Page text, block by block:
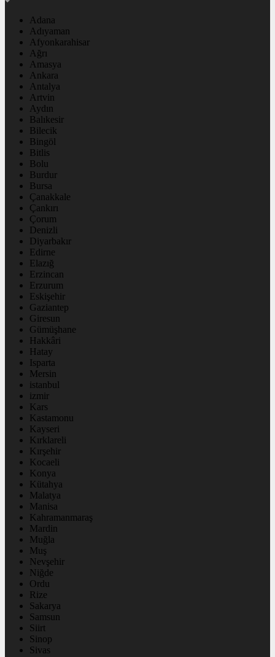
Adana
Adıyaman
Afyonkarahisar
Ağrı
Amasya
Ankara
Antalya
Artvin
Aydın
Balıkesir
Bilecik
Bingöl
Bitlis
Bolu
Burdur
Bursa
Çanakkale
Çankırı
Çorum
Denizli
Diyarbakır
Edirne
Elazığ
Erzincan
Erzurum
Eskişehir
Gaziantep
Giresun
Gümüşhane
Hakkâri
Hatay
Isparta
Mersin
istanbul
izmir
Kars
Kastamonu
Kayseri
Kırklareli
Kırşehir
Kocaeli
Konya
Kütahya
Malatya
Manisa
Kahramanmaraş
Mardin
Muğla
Muş
Nevşehir
Niğde
Ordu
Rize
Sakarya
Samsun
Siirt
Sinop
Sivas